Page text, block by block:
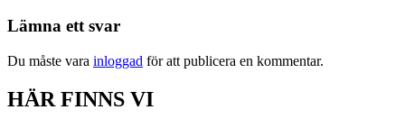
Lämna ett svar
Du måste vara inloggad för att publicera en kommentar.
HÄR FINNS VI